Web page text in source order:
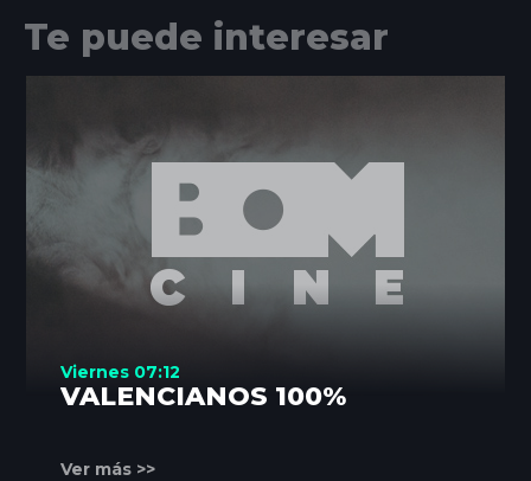
Te puede interesar
Viernes 07:12
VALENCIANOS 100%
Ver más >>